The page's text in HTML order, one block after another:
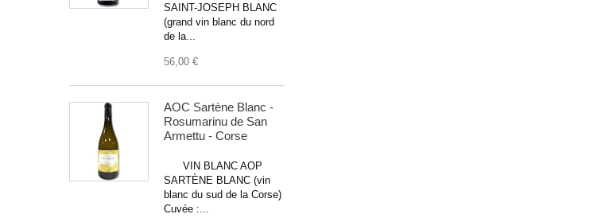
SAINT-JOSEPH BLANC
(grand vin blanc du nord
de la...
56,00 €
AOC Sartène Blanc -
Rosumarinu de San
Armettu - Corse
VIN BLANC AOP
SARTÈNE BLANC (vin
blanc du sud de la Corse)
Cuvée :...